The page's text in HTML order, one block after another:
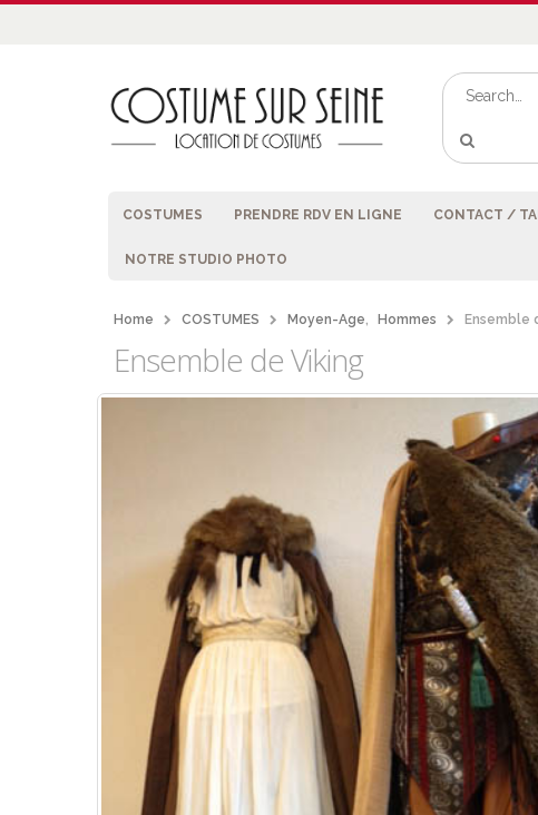
COSTUMES PRENDRE RDV EN LIGNE CONTACT /
NOTRE STUDIO PHOTO
Home COSTUMES Moyen-Age, Hommes Ensemble
Ensemble de Viking